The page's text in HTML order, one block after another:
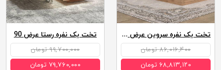
تخت یک نفره رستا عرض 90
۹۹,۷۰۰,۰۰۰ تومان
۷۹,۷۶۰,۰۰۰ تومان
تخت یک نفره سروین عرض 90
۸۶,۰۱۶,۴۰۰ تومان
۶۸,۸۱۳,۱۲۰ تومان